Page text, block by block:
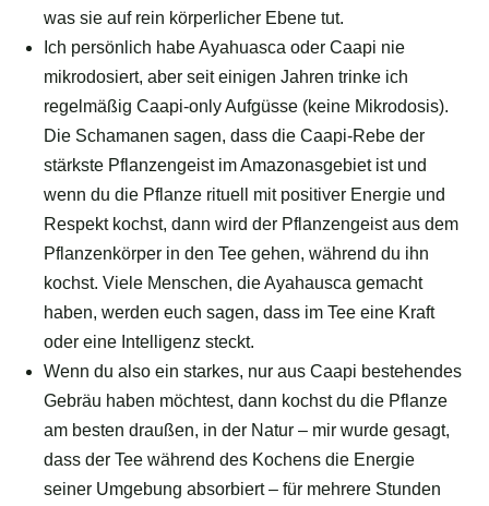
was sie auf rein körperlicher Ebene tut.
Ich persönlich habe Ayahuasca oder Caapi nie
mikrodosiert, aber seit einigen Jahren trinke ich
regelmäßig Caapi-only Aufgüsse (keine Mikrodosis).
Die Schamanen sagen, dass die Caapi-Rebe der
stärkste Pflanzengeist im Amazonasgebiet ist und
wenn du die Pflanze rituell mit positiver Energie und
Respekt kochst, dann wird der Pflanzengeist aus dem
Pflanzenkörper in den Tee gehen, während du ihn
kochst. Viele Menschen, die Ayahausca gemacht
haben, werden euch sagen, dass im Tee eine Kraft
oder eine Intelligenz steckt.
Wenn du also ein starkes, nur aus Caapi bestehendes
Gebräu haben möchtest, dann kochst du die Pflanze
am besten draußen, in der Natur – mir wurde gesagt,
dass der Tee während des Kochens die Energie
seiner Umgebung absorbiert – für mehrere Stunden